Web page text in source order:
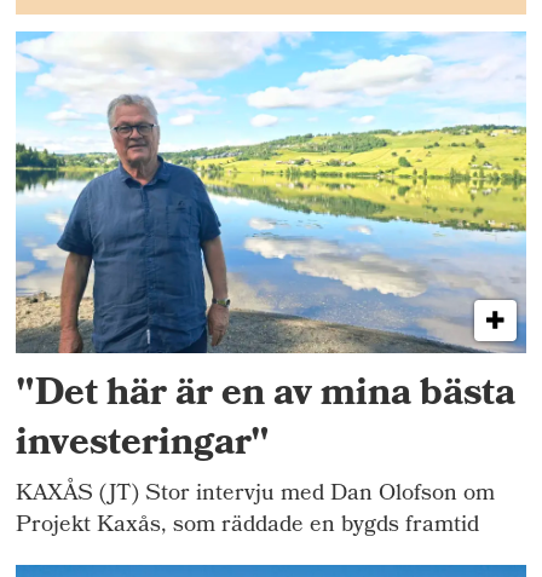
"Det här är en av mina bästa
investeringar"
KAXÅS (JT) Stor intervju med Dan Olofson om
Projekt Kaxås, som räddade en bygds framtid